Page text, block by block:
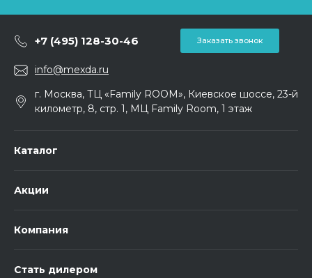
+7 (495) 128-30-46 Заказать звонок
info@mexda.ru
г. Москва, ТЦ «Family ROOM», Киевское шоссе, 23-й
километр, 8, стр. 1, МЦ Family Room, 1 этаж
Каталог
Акции
Компания
Стать дилером